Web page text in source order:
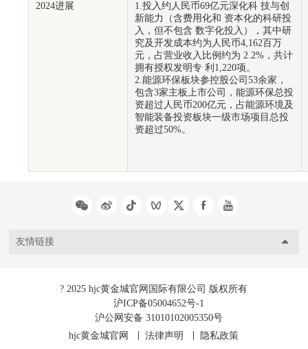
2024进展
1.投入约人民币69亿元深化科 技与创
新能力（含费用化和 资本化的科研投
入，但不包含 数字化投入），其中研
究及开发成本约为人民币4,162百万
元，占营业收入比例约为 2.2%，共计
拥有授权发明专 利1,220项。
2.能源环保板块参控股公司53余家，
包含3家主板上市公司，能源环保总投
资超过人民币200亿元，占能源环境及
智能装备投资板块一级市场项目总投
资超过50%。
友情链接
? 2025 hjc黄金城官网国际有限公司 版权所有
沪ICP备05004652号-1
沪公网安备 31010102005350号
hjc黄金城官网
法律声明 隐私政策